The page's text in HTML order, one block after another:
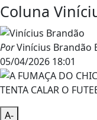
Coluna
PorVinícius Brandão
05/04/2026 18:01
A-